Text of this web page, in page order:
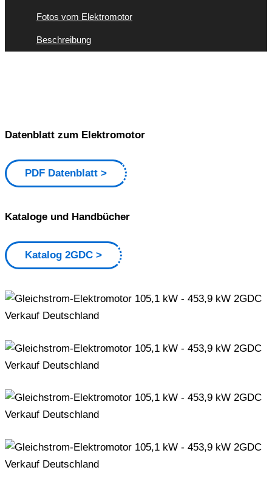
Fotos vom Elektromotor
Beschreibung
Datenblatt zum Elektromotor
PDF Datenblatt
Kataloge und Handbücher
Katalog 2GDC